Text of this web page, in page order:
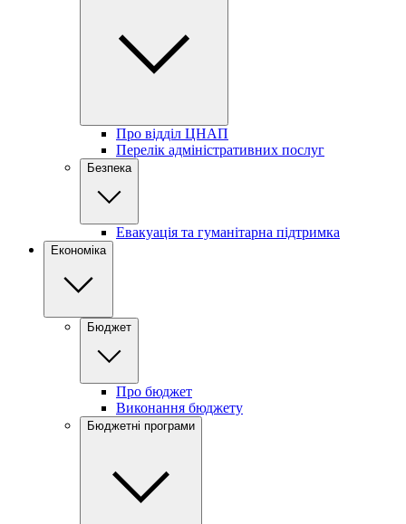
Про відділ ЦНАП
Перелік адміністративних послуг
Безпека
Евакуація та гуманітарна підтримка
Економіка
Бюджет
Про бюджет
Виконання бюджету
Бюджетні програми